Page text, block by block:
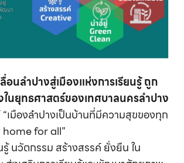
อนลำปางสู่เมืองแห่งการเรียนรู้ ถูก
นยุทธศาสตร์ของเทศบาลนครลำปาง
เมืองลำปางเป็นบ้านที่มีความสุขของทุก
for all”
รู้ นวัตกรรม สร้างสรรค์ ยั่งยืน ใน